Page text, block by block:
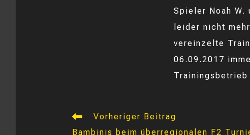
Spieler Noah
leider nicht
vereinzelte
06.09.2017
Trainingsbetrieb
WeitereVorheriger Beitrag
Bambinis beim überregionalen F2